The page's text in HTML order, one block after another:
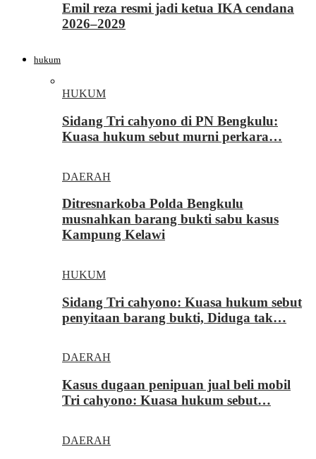
Emil reza resmi jadi ketua IKA cendana
2026–2029
hukum
HUKUM
Sidang Tri cahyono di PN Bengkulu:
Kuasa hukum sebut murni perkara…
DAERAH
Ditresnarkoba Polda Bengkulu
musnahkan barang bukti sabu kasus
Kampung Kelawi
HUKUM
Sidang Tri cahyono: Kuasa hukum sebut
penyitaan barang bukti, Diduga tak…
DAERAH
Kasus dugaan penipuan jual beli mobil
Tri cahyono: Kuasa hukum sebut…
DAERAH